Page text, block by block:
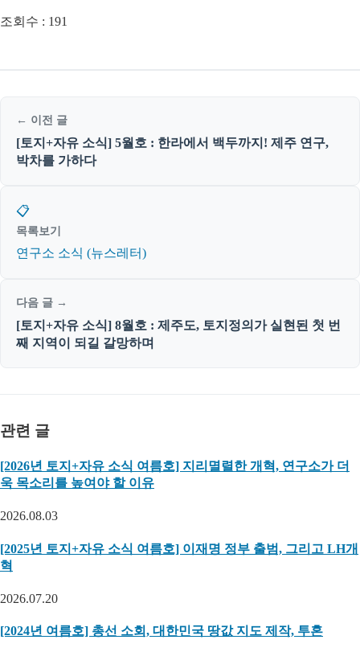
조회수 : 191
← 이전 글
[토지+자유 소식] 5월호 : 한라에서 백두까지! 제주 연구,
박차를 가하다
📋
목록보기
연구소 소식 (뉴스레터)
다음 글 →
[토지+자유 소식] 8월호 : 제주도, 토지정의가 실현된 첫 번
째 지역이 되길 갈망하며
관련 글
[2026년 토지+자유 소식 여름호] 지리멸렬한 개혁, 연구소가 더
욱 목소리를 높여야 할 이유
2026.08.03
[2025년 토지+자유 소식 여름호] 이재명 정부 출범, 그리고 LH개
혁
2026.07.20
[2024년 여름호] 총선 소회, 대한민국 땅값 지도 제작, 투혼